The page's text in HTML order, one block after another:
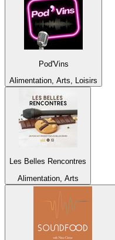
Pod'Vins
Alimentation, Arts, Loisirs
Les Belles Rencontres
Alimentation, Arts